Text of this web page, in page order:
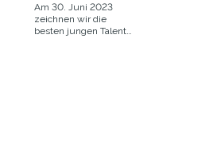
Am 30. Juni 2023
zeichnen wir die
besten jungen Talente